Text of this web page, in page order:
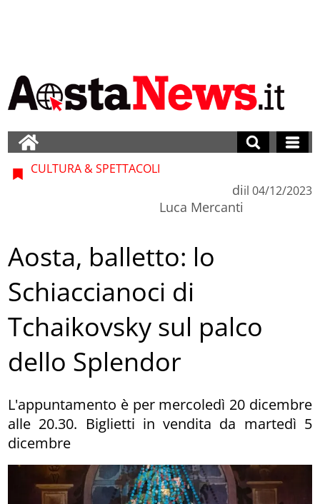
CULTURA & SPETTACOLI
di
Luca Mercanti
il 04/12/2023
Aosta, balletto: lo
Schiaccianoci di
Tchaikovsky sul palco
dello Splendor
L'appuntamento è per mercoledì 20 dicembre
alle 20.30. Biglietti in vendita da martedì 5
dicembre